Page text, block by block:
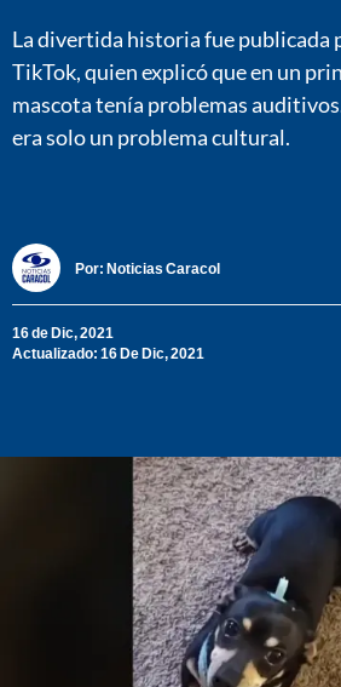
La divertida historia fue publicada
TikTok, quien explicó que en un
mascota tenía problemas
era solo un problema cultural.
Por: Noticias Caracol
16 de Dic, 2021
Actualizado: 16 De Dic, 2021